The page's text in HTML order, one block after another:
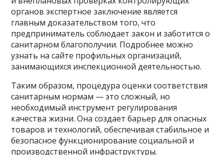
органов экспертное заключение является
главным доказательством того, что
предприниматель соблюдает закон и заботится о
санитарном благополучии. Подробнее можно
узнать на сайте профильных организаций,
занимающихся инспекционной деятельностью.
Таким образом, процедура оценки соответствия
санитарным нормам — это сложный, но
необходимый инструмент регулирования
качества жизни. Она создает барьер для опасных
товаров и технологий, обеспечивая стабильное и
безопасное функционирование социальной и
производственной инфраструктуры.